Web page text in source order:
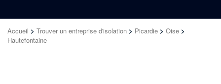
Accueil > Trouver un entreprise d'isolation > Picardie > Oise >
Hautefontaine